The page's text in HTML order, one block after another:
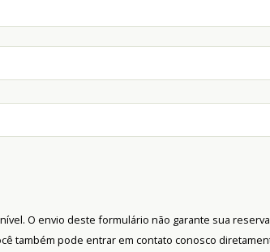
O envio deste formulário não garante sua
também pode entrar em contato conosco